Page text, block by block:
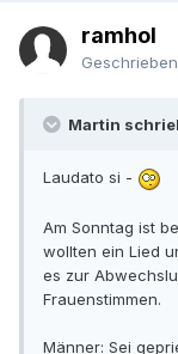
ramhol
Geschrieben
Martin
Laudato si -
Am Sonntag ist
wollten ein Lied
es zur
Frauenstimmen.
Männer: Sei